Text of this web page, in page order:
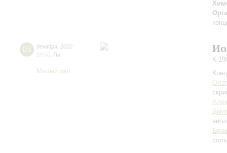
05 декабря 2022
19:00 Пн
Малый зал
К